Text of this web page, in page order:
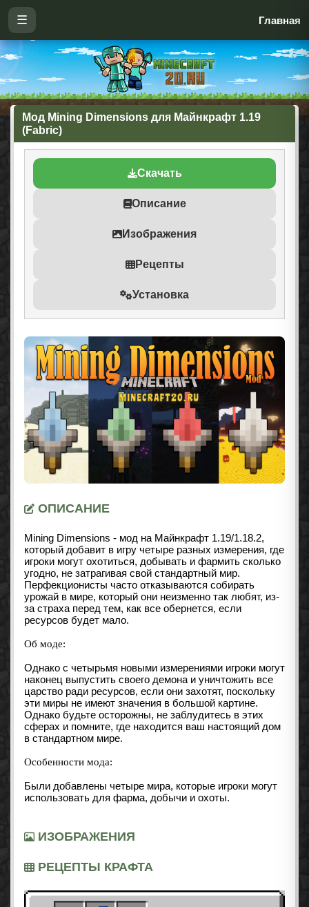
☰ Главная
Мод Mining Dimensions для Майнкрафт 1.19
(Fabric)
Скачать
Описание
Изображения
Рецепты
Установка
ОПИСАНИЕ
Mining Dimensions - мод на Майнкрафт 1.19/1.18.2,
который добавит в игру четыре разных измерения, где
игроки могут охотиться, добывать и фармить сколько
угодно, не затрагивая свой стандартный мир.
Перфекционисты часто отказываются собирать
урожай в мире, который они неизменно так любят, из-
за страха перед тем, как все обернется, если
ресурсов будет мало.
Об моде:
Однако с четырьмя новыми измерениями игроки могут
наконец выпустить своего демона и уничтожить все
царство ради ресурсов, если они захотят, поскольку
эти миры не имеют значения в большой картине.
Однако будьте осторожны, не заблудитесь в этих
сферах и помните, где находится ваш настоящий дом
в стандартном мире.
Особенности мода:
Были добавлены четыре мира, которые игроки могут
использовать для фарма, добычи и охоты.
ИЗОБРАЖЕНИЯ
РЕЦЕПТЫ КРАФТА